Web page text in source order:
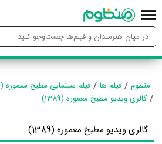
منظوم فیلم ها
فیلم سینمایی مطبخ معموره (1389)
گالری ویدیو مطبخ معموره (1389)
گالری ویدیو مطبخ معموره (1389)